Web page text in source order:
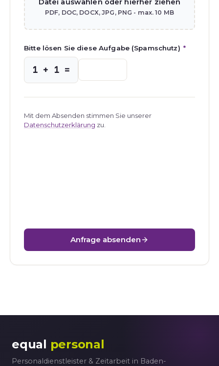
PDF, DOC, DOCX, JPG, PNG - max. 10 MB
Bitte lösen Sie diese Aufgabe (Spamschutz) *
1 + 1 =
Mit dem Absenden stimmen Sie unserer
Datenschutzerklärung zu.
Anfrage absenden
equal personal
Personaldienstleister & Zeitarbeit in Baden-